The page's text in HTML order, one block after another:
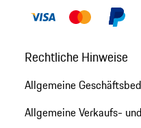
Rechtliche Hinweise
Allgemeine
Allgemeine Verkaufs-